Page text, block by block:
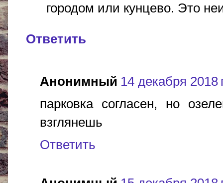
городом или кунцево. Это
Ответить
Анонимный 14 декабря 2018
парковка согласен, но
взглянешь
Ответить